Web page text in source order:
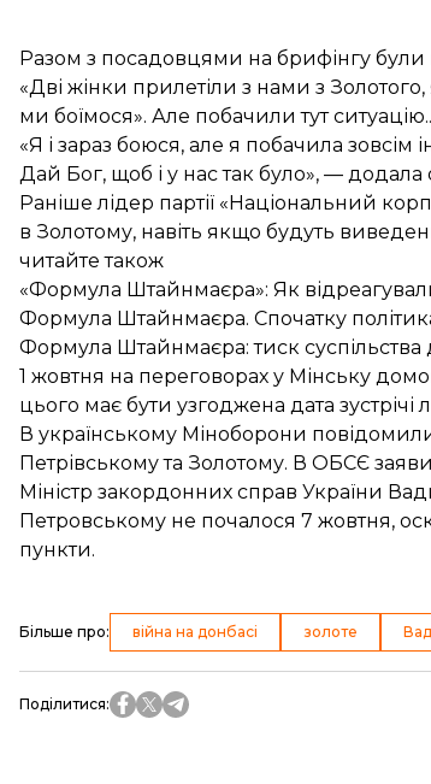
Разом з посадовцями на брифінгу були
«Дві жінки прилетіли з нами з
ми боїмося». Але побачили тут
«Я і зараз боюся, але я побачила зовсім
Дай Бог, щоб і у нас так було», — додала
Раніше лідер партії «Національний
в Золотому, навіть якщо будуть
читайте також
«Формула Штайнмаєра»: Як відреагували
Формула Штайнмаєра. Спочатку
Формула Штайнмаєра: тиск суспільства
1 жовтня на переговорах у Мінську
цього має бути узгоджена дата зустрічі
В українському Міноборони
Петрівському та Золотому. В ОБСЄ
Міністр закордонних справ України
Петровському не почалося 7 жовтня,
пункти.
Більше про: війна на донбасі золоте
Поділитися: